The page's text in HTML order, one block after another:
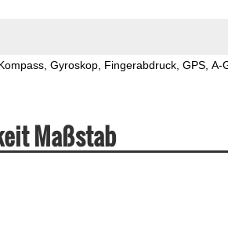
Gyroskop Fingerabdruck GPS A-
Maßstab